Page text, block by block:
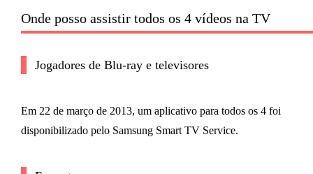
Onde posso assistir todos os 4 vídeos na TV
Jogadores de Blu-ray e televisores
Em 22 de março de 2013, um aplicativo para todos os 4 foi
disponibilizado pelo Samsung Smart TV Service.